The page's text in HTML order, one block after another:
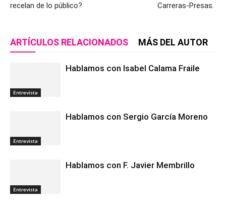
recelan de lo público?
Carreras-Presas.
ARTÍCULOS RELACIONADOS MÁS DEL AUTOR
Entrevista
Hablamos con Isabel Calama Fraile
Entrevista
Hablamos con Sergio García Moreno
Entrevista
Hablamos con F. Javier Membrillo